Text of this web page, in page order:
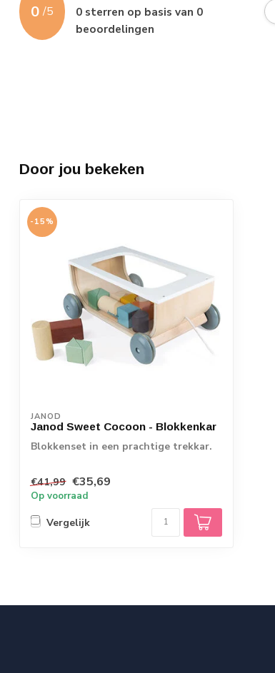
0 /5 0 sterren op basis van 0
beoordelingen
Door jou bekeken
-15%
JANOD
Janod Sweet Cocoon - Blokkenkar
Blokkenset in een prachtige trekkar.
€41,99 €35,69
Op voorraad
Vergelijk